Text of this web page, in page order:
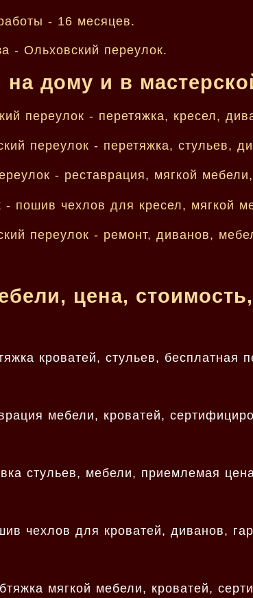
- 16 месяцев.
- Ольховский переулок.
дому и в
цена,
кроватей, стульев, бесплатная
мебели, кроватей,
стульев, мебели, приемлемая
чехлов для кроватей, диванов,
мягкой мебели, кроватей,